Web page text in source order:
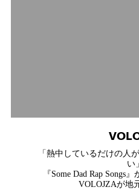
「熱中しているだけの人
い」
『Some Dad Rap Songs
VOLOJZAが地